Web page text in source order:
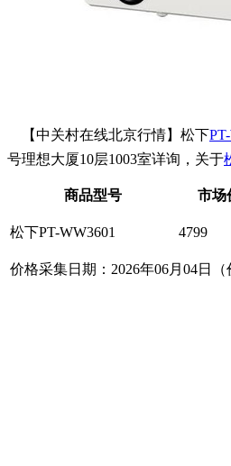
【中关村在线北京行情】松下
号理想大厦10层1003室详询，关于
商品型号 市场
松下PT-WW3601 4799
价格采集日期：2026年06月04日